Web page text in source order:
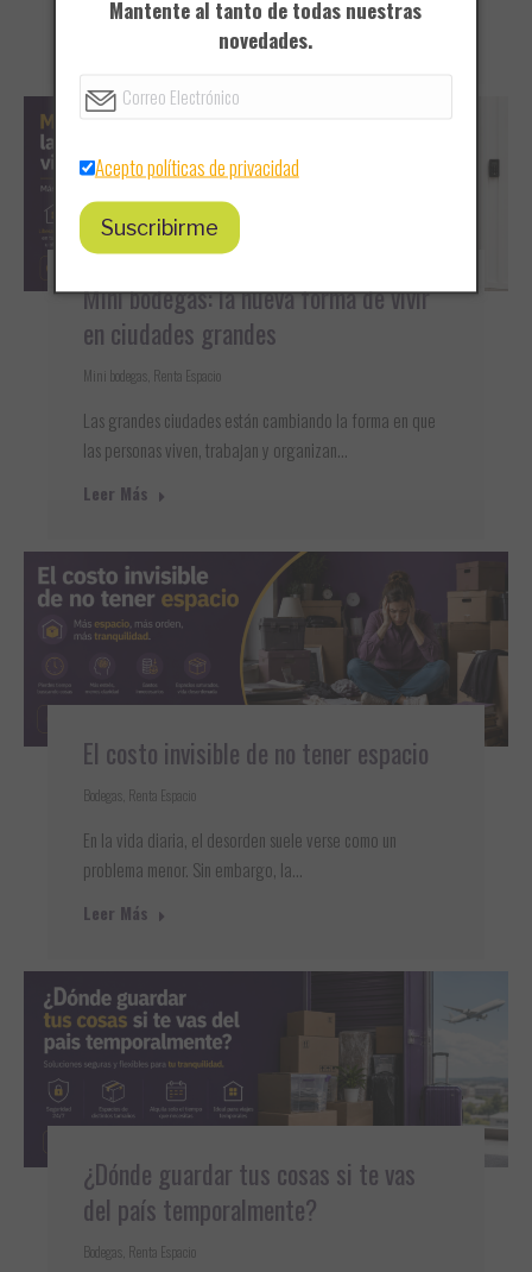
Mini bodegas: la nueva forma de vivir
en ciudades grandes
Mini bodegas Renta Espacio
Las grandes ciudades están cambiando la forma en que
las personas viven, trabajan y organizan…
Leer Más
El costo invisible de no tener espacio
Bodegas, Renta Espacio
En la vida diaria, el desorden suele verse como un
problema menor. Sin embargo, la…
Leer Más
¿Dónde guardar tus cosas si te vas
del país temporalmente?
Bodegas Renta Espacio
Mantente al tanto de todas nuestras
novedades.
Acepto políticas de privacidad